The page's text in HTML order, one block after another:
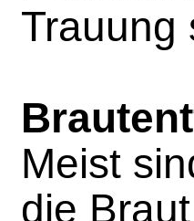
Trauung
Meist
die